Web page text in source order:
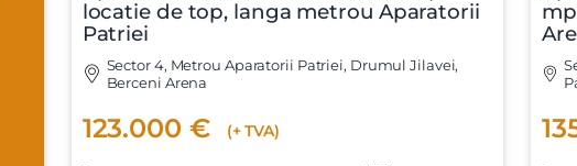
locatie de top, langa metrou Aparatorii
Patriei
Sector 4, Metrou Aparatorii Patriei, Drumul Jilavei,
Berceni Arena
123.000 € (+ TVA)